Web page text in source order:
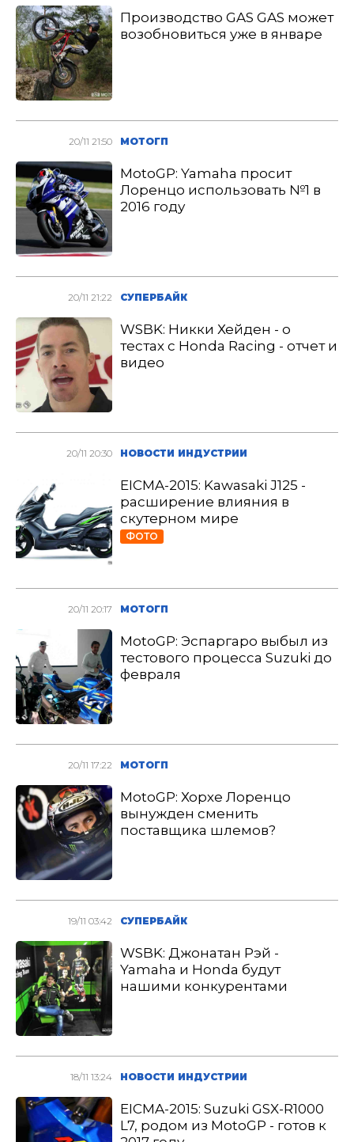
Производство GAS GAS может
возобновиться уже в январе
20/11 21:50 МОТОГП
MotoGP: Yamaha просит
Лоренцо использовать №1 в
2016 году
20/11 21:22 СУПЕРБАЙК
WSBK: Никки Хейден - о
тестах с Honda Racing - отчет и
видео
20/11 20:30 НОВОСТИ ИНДУСТРИИ
EICMA-2015: Kawasaki J125 -
расширение влияния в
скутерном мире
ФОТО
20/11 20:17 МОТОГП
MotoGP: Эспаргаро выбыл из
тестового процесса Suzuki до
февраля
20/11 17:22 МОТОГП
MotoGP: Хорхе Лоренцо
вынужден сменить
поставщика шлемов?
19/11 03:42 СУПЕРБАЙК
WSBK: Джонатан Рэй -
Yamaha и Honda будут
нашими конкурентами
18/11 13:24 НОВОСТИ ИНДУСТРИИ
EICMA-2015: Suzuki GSX-R1000
L7, родом из MotoGP - готов к